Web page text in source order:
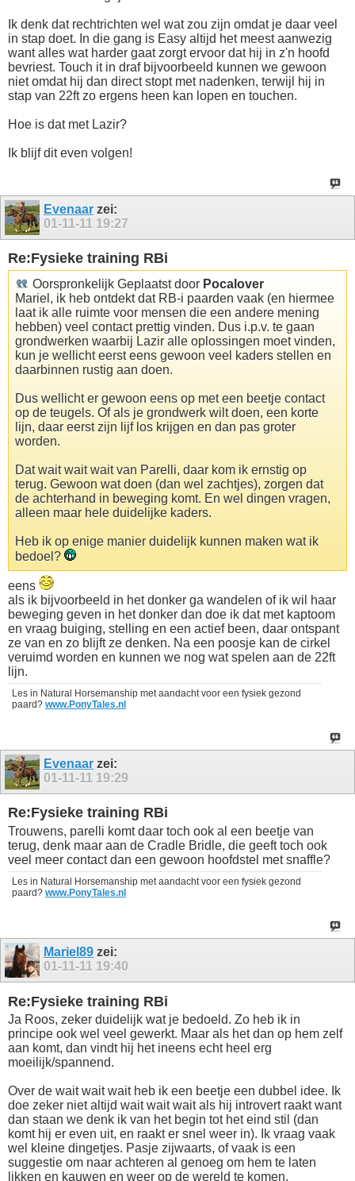
Ik denk dat rechtrichten wel wat zou zijn omdat je daar veel
in stap doet. In die gang is Easy altijd het meest aanwezig
want alles wat harder gaat zorgt ervoor dat hij in z'n hoofd
bevriest. Touch it in draf bijvoorbeeld kunnen we gewoon
niet omdat hij dan direct stopt met nadenken, terwijl hij in
stap van 22ft zo ergens heen kan lopen en touchen.
Hoe is dat met Lazir?
Ik blijf dit even volgen!
Evenaar zei:
01-11-11 19:27
Re:Fysieke training RBi
Oorspronkelijk Geplaatst door Pocalover
Mariel, ik heb ontdekt dat RB-i paarden vaak (en hiermee
laat ik alle ruimte voor mensen die een andere mening
hebben) veel contact prettig vinden. Dus i.p.v. te gaan
grondwerken waarbij Lazir alle oplossingen moet vinden,
kun je wellicht eerst eens gewoon veel kaders stellen en
daarbinnen rustig aan doen.
Dus wellicht er gewoon eens op met een beetje contact
op de teugels. Of als je grondwerk wilt doen, een korte
lijn, daar eerst zijn lijf los krijgen en dan pas groter
worden.
Dat wait wait wait van Parelli, daar kom ik ernstig op
terug. Gewoon wat doen (dan wel zachtjes), zorgen dat
de achterhand in beweging komt. En wel dingen vragen,
alleen maar hele duidelijke kaders.
Heb ik op enige manier duidelijk kunnen maken wat ik
bedoel?
eens
als ik bijvoorbeeld in het donker ga wandelen of ik wil haar
beweging geven in het donker dan doe ik dat met kaptoom
en vraag buiging, stelling en een actief been, daar ontspant
ze van en zo blijft ze denken. Na een poosje kan de cirkel
veruimd worden en kunnen we nog wat spelen aan de 22ft
lijn.
Les in Natural Horsemanship met aandacht voor een fysiek gezond
paard? www.PonyTales.nl
Evenaar zei:
01-11-11 19:29
Re:Fysieke training RBi
Trouwens, parelli komt daar toch ook al een beetje van
terug, denk maar aan de Cradle Bridle, die geeft toch ook
veel meer contact dan een gewoon hoofdstel met snaffle?
Les in Natural Horsemanship met aandacht voor een fysiek gezond
paard? www.PonyTales.nl
Mariel89 zei:
01-11-11 19:40
Re:Fysieke training RBi
Ja Roos, zeker duidelijk wat je bedoeld. Zo heb ik in
principe ook wel veel gewerkt. Maar als het dan op hem zelf
aan komt, dan vindt hij het ineens echt heel erg
moeilijk/spannend.
Over de wait wait wait heb ik een beetje een dubbel idee. Ik
doe zeker niet altijd wait wait wait als hij introvert raakt want
dan staan we denk ik van het begin tot het eind stil (dan
komt hij er even uit, en raakt er snel weer in). Ik vraag vaak
wel kleine dingetjes. Pasje zijwaarts, of vaak is een
suggestie om naar achteren al genoeg om hem te laten
likken en kauwen en weer op de wereld te komen.